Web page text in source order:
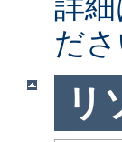
ださ
リ